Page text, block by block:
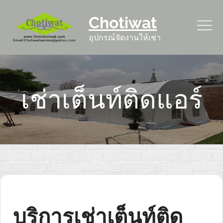
content
Chotiwat
อุปกรณ์จัดงานให้เช่า
เช่าเต็นท์ติดแอร์
บริการเช่าเต็นท์ติด